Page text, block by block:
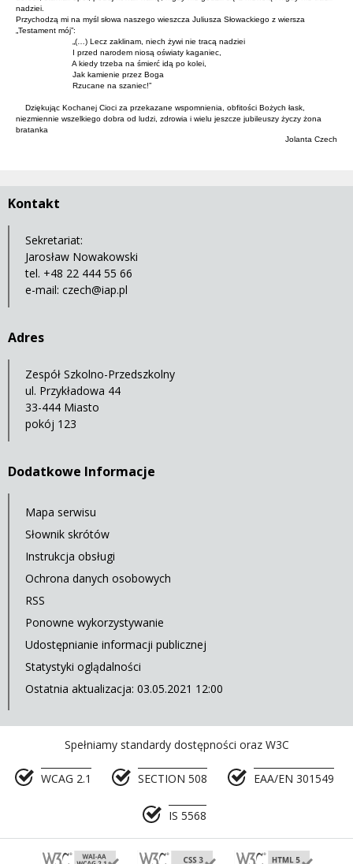
nadziei.
Przychodzą mi na myśl słowa naszego wieszcza Juliusza Słowackiego z wiersza
„Testament mój”:
„(…) Lecz zaklinam, niech żywi nie tracą nadziei
I przed narodem niosą oświaty kaganiec,
A kiedy trzeba na śmierć idą po kolei,
Jak kamienie przez Boga
Rzucane na szaniec!”
Dziękując Kochanej Cioci za przekazane wspomnienia, obfitości Bożych łask,
niezmiennie wszelkiego dobra od ludzi, zdrowia i wielu jeszcze jubileuszy życzy żona
bratanka
Jolanta Czech
Kontakt
Sekretariat:
Jarosław Nowakowski
tel. +48 22 444 55 66
e-mail: czech@iap.pl
Adres
Zespół Szkolno-Przedszkolny
ul. Przykładowa 44
33-444 Miasto
pokój 123
Dodatkowe Informacje
Mapa serwisu
Słownik skrótów
Instrukcja obsługi
Ochrona danych osobowych
RSS
Ponowne wykorzystywanie
Udostępnianie informacji publicznej
Statystyki oglądalności
Ostatnia aktualizacja: 03.05.2021 12:00
Spełniamy standardy dostępności oraz W3C
WCAG 2.1 SECTION 508 EAA/EN 301549
IS 5568